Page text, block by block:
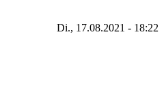
Di., 17.08.2021 - 18:22